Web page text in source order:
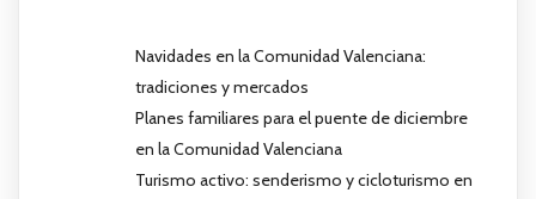
Navidades en la Comunidad Valenciana:
tradiciones y mercados
Planes familiares para el puente de diciembre
en la Comunidad Valenciana
Turismo activo: senderismo y cicloturismo en